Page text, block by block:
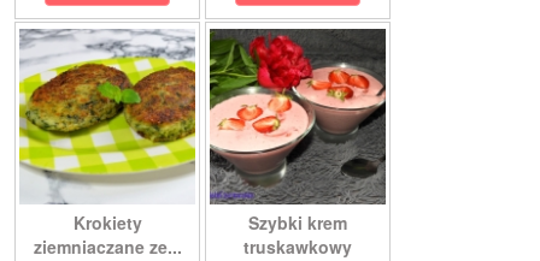
Krokiety
ziemniaczane ze...
Szybki krem
truskawkowy